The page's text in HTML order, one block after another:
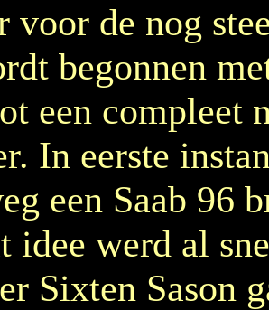
voor de nog
begonnen
een compleet
In eerste
een Saab 96
idee werd al
Sixten Sason